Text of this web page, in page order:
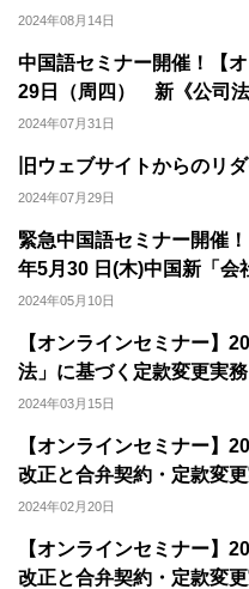
と実務対応（参加無料）
2024年08月14日
中国語セミナー開催！【
29日（周四） 新《公司
关业务高发合规风险应对
2024年07月31日
旧ウェブサイトからのリ
2024年07月29日
緊急中国語セミナー開催
年5月30 日(木)中国新「会
（独資会社向け）と董事
2024年05月10日
【オンラインセミナー】
法」に基づく定款変更実
責強化の対応策（参加無料
2024年03月15日
【オンラインセミナー】
改正と合弁契約・定款変更
2024年02月20日
【オンラインセミナー】
改正と合弁契約・定款変更